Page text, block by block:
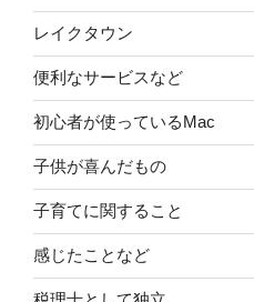
レイクタウン
便利なサービスなど
初心者が使っているMac
子供が喜んだもの
子育てに関すること
感じたことなど